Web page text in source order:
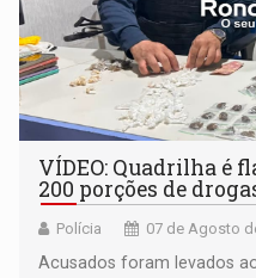
VÍDEO: Quadrilha é
200 porções de
Polícia 07 de Agosto
Acusados foram levados